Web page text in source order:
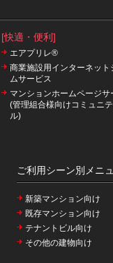
[快適・便利]
エアプリレ®
商業施設用インターネット
ムサービス
マンションホームページサ
(管理組合様向けコミュニ
ル)
ご利用シーン別メニ
新築マンション向け
既存マンション向け
テナントビル向け
その他の建物向け